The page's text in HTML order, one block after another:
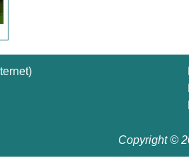
Copyright ©